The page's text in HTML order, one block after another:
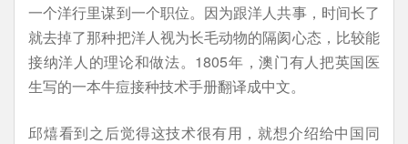
一个洋行里谋到一个职位。因为跟洋人共事，时间长了
就去掉了那种把洋人视为长毛动物的隔阂心态，比较能
接纳洋人的理论和做法。1805年，澳门有人把英国医
生写的一本牛痘接种技术手册翻译成中文。
邱熺看到之后觉得这技术很有用，就想介绍给中国同